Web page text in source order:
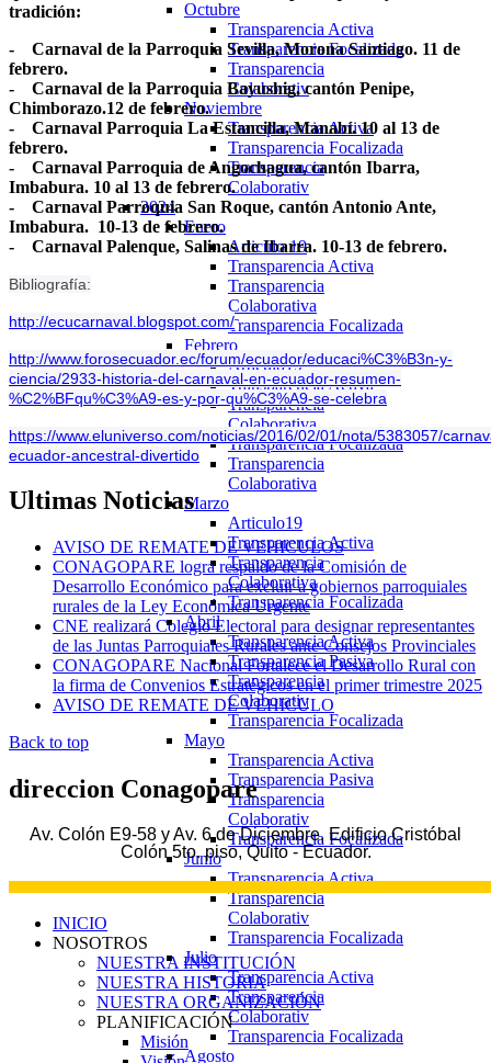
Octubre
Transparencia Activa
Transparencia Focalizada
Transparencia
Colaborativ
Noviembre
Transparencia Activa
Transparencia Focalizada
Transparencia
Colaborativ
2024
Enero
Articulo 19
Transparencia Activa
Transparencia
Colaborativa
Transparencia Focalizada
Febrero
Articulo19
Transparencia Activa
Transparencia
Colaborativa
Transparencia Focalizada
Transparencia
Colaborativa
Marzo
Articulo19
Transparencia Activa
Transparencia
Colaborativa
Transparencia Focalizada
Abril
Transparencia Activa
Transparencia Pasiva
Transparencia
Colaborativ
Transparencia Focalizada
Mayo
Transparencia Activa
Transparencia Pasiva
Transparencia
Colaborativ
Transparencia Focalizada
Junio
Transparencia Activa
Transparencia
Colaborativ
Transparencia Focalizada
Julio
Transparencia Activa
Transparencia
Colaborativ
Transparencia Focalizada
Agosto
tradición:
- Carnaval de la Parroquia Sevilla, Morona Santiago. 11 de
febrero.
- Carnaval de la Parroquia Bayushig, cantón Penipe,
Chimborazo.12 de febrero.
- Carnaval Parroquia La Estancilla, Manabí. 10 al 13 de
febrero.
- Carnaval Parroquia de Angochagua, cantón Ibarra,
Imbabura. 10 al 13 de febrero.
- Carnaval Parroquia San Roque, cantón Antonio Ante,
Imbabura. 10-13 de febrero.
- Carnaval Palenque, Salinas de Ibarra. 10-13 de febrero.
Bibliografía:
http://ecucarnaval.blogspot.com/
http://www.forosecuador.ec/forum/ecuador/educaci%C3%B3n-y-
ciencia/2933-historia-del-carnaval-en-ecuador-resumen-
%C2%BFqu%C3%A9-es-y-por-qu%C3%A9-se-celebra
https://www.eluniverso.com/noticias/2016/02/01/nota/5383057/
ecuador-ancestral-divertido
Ultimas Noticias
AVISO DE REMATE DE VEHICULOS
CONAGOPARE logra respaldo de la Comisión de
Desarrollo Económico para excluir a gobiernos parroquiales
rurales de la Ley Económica Urgente
CNE realizará Colegio Electoral para designar representantes
de las Juntas Parroquiales Rurales ante Consejos Provinciales
CONAGOPARE Nacional Fortalece el Desarrollo Rural con
la firma de Convenios Estratégicos en el primer trimestre 2025
AVISO DE REMATE DE VEHICULO
Back to top
direccion Conagopare
Av. Colón E9-58 y Av. 6 de Diciembre, Edificio Cristóbal
Colón 5to. piso, Quito - Ecuador.
INICIO
NOSOTROS
NUESTRA INSTITUCIÓN
NUESTRA HISTORIA
NUESTRA ORGANIZACIÓN
PLANIFICACIÓN
Misión